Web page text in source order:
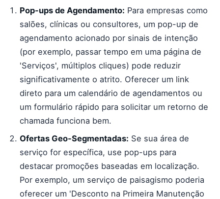
Pop-ups de Agendamento: Para empresas como
salões, clínicas ou consultores, um pop-up de
agendamento acionado por sinais de intenção
(por exemplo, passar tempo em uma página de
'Serviços', múltiplos cliques) pode reduzir
significativamente o atrito. Oferecer um link
direto para um calendário de agendamentos ou
um formulário rápido para solicitar um retorno de
chamada funciona bem.
Ofertas Geo-Segmentadas: Se sua área de
serviço for específica, use pop-ups para
destacar promoções baseadas em localização.
Por exemplo, um serviço de paisagismo poderia
oferecer um 'Desconto na Primeira Manutenção